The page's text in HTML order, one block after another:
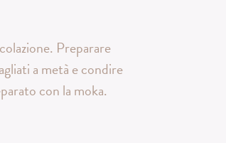
Preparare
a metà e condire
con la moka.